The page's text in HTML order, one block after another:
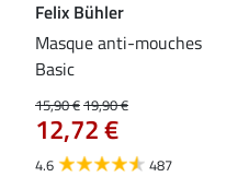
Felix Bühler
Masque anti-mouches
Basic
15,90 €19,90 €
12,72 €
4.6 487